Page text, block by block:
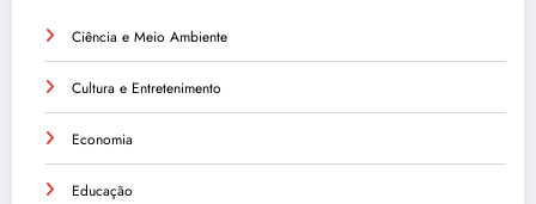
Ciência e Meio Ambiente
Cultura e Entretenimento
Economia
Educação